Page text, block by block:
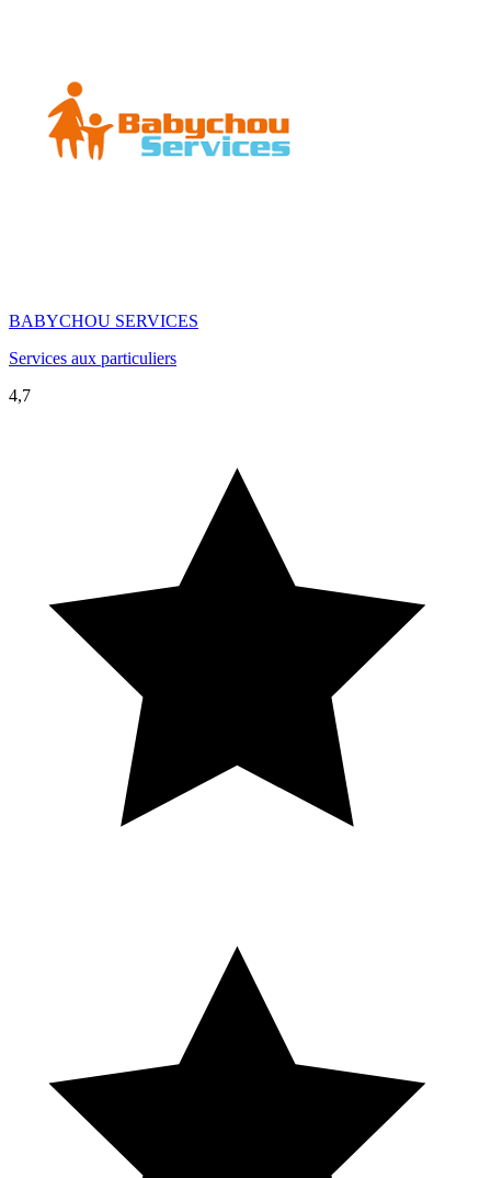
BABYCHOU SERVICES
Services aux particuliers
4,7